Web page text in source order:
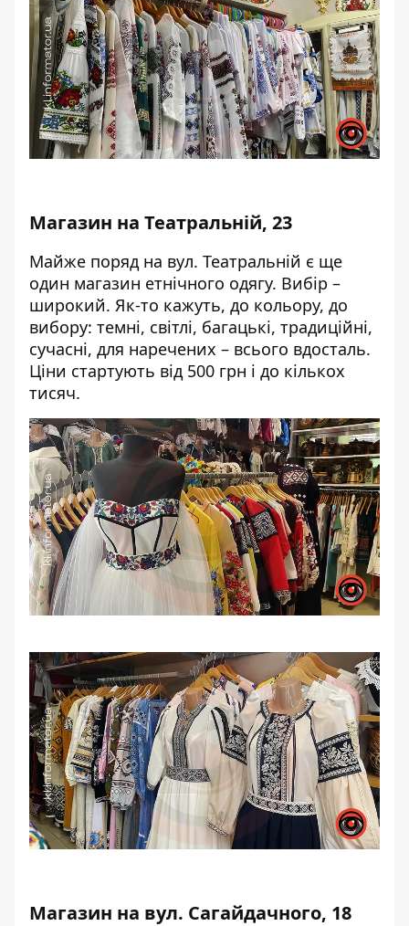
Магазин на Театральній, 23
Майже поряд на вул. Театральній є ще
один магазин етнічного одягу. Вибір –
широкий. Як-то кажуть, до кольору, до
вибору: темні, світлі, багацькі, традиційні,
сучасні, для наречених – всього вдосталь.
Ціни стартують від 500 грн і до кількох
тисяч.
Магазин на вул. Сагайдачного, 18